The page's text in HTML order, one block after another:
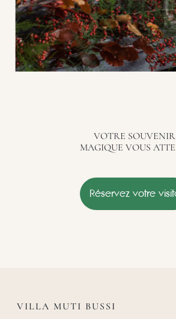
VOTRE SOUVENIR
MAGIQUE VOUS
Réservez votre
VILLA MUTI BUSSI